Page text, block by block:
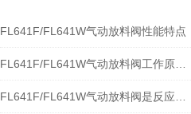
FL641F/FL641W气动放料阀性能特点